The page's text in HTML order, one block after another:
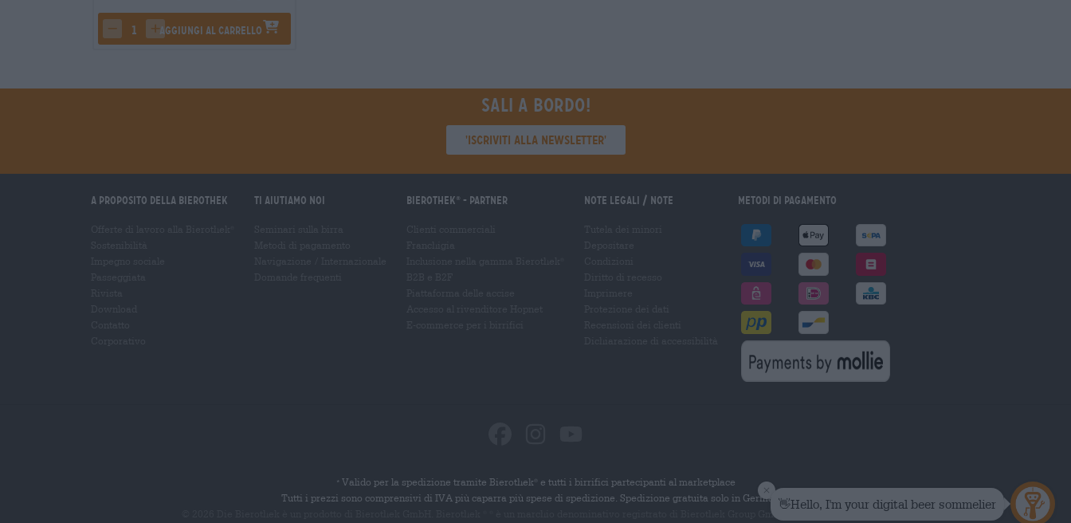
decrease quantity
increase quantity
Aggiungi al carrello
Sali a bordo!
'Iscriviti alla newsletter'
A proposito della Bierothek Ti aiutiamo noi Bierothek - Partner Note legali / Note Metodi di pagamento
* Valido per la spedizione tramite Bierothek
e tutti i birrifici partecipanti al marketplace
Tutti i prezzi sono comprensivi di IVA più caparra più spese di spedizione. Spedizione gratuita solo in Germania.
marchio denominativo registrato di Bierothek Group GmbH. Tutti i diritti riservati.